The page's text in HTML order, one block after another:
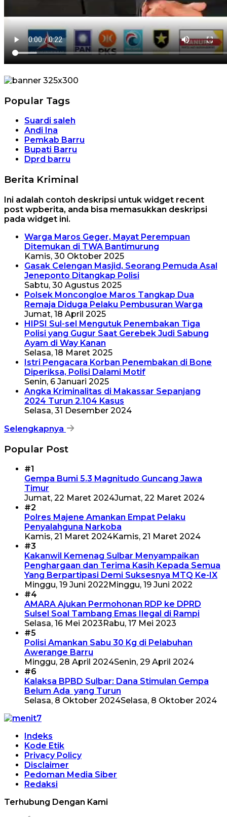
Popular Tags
Suardi saleh
Andi Ina
Pemkab Barru
Bupati Barru
Dprd barru
Berita Kriminal
Ini adalah contoh deskripsi untuk widget recent
post wpberita, anda bisa memasukkan deskripsi
pada widget ini.
Warga Maros Geger, Mayat Perempuan
Ditemukan di TWA Bantimurung
Kamis, 30 Oktober 2025
Gasak Celengan Masjid, Seorang Pemuda Asal
Jeneponto Ditangkap Polisi
Sabtu, 30 Agustus 2025
Polsek Moncongloe Maros Tangkap Dua
Remaja Diduga Pelaku Pembusuran Warga
Jumat, 18 April 2025
HIPSI Sul-sel Mengutuk Penembakan Tiga
Polisi yang Gugur Saat Gerebek Judi Sabung
Ayam di Way Kanan
Selasa, 18 Maret 2025
Istri Pengacara Korban Penembakan di Bone
Diperiksa, Polisi Dalami Motif
Senin, 6 Januari 2025
Angka Kriminalitas di Makassar Sepanjang
2024 Turun 2.104 Kasus
Selasa, 31 Desember 2024
Selengkapnya
Popular Post
#1
Gempa Bumi 5.3 Magnitudo Guncang Jawa
Timur
Jumat, 22 Maret 2024Jumat, 22 Maret 2024
#2
Polres Majene Amankan Empat Pelaku
Penyalahguna Narkoba
Kamis, 21 Maret 2024Kamis, 21 Maret 2024
#3
Kakanwil Kemenag Sulbar Menyampaikan
Penghargaan dan Terima Kasih Kepada Semua
Yang Berpartipasi Demi Suksesnya MTQ Ke-IX
Minggu, 19 Juni 2022 Minggu, 19 Juni 2022
#4
AMARA Ajukan Permohonan RDP ke DPRD
Sulsel Soal Tambang Emas Ilegal di Rampi
Selasa, 16 Mei 2023 Rabu, 17 Mei 2023
#5
Polisi Amankan Sabu 30 Kg di Pelabuhan
Awerange Barru
Minggu, 28 April 2024Senin, 29 April 2024
#6
Kalaksa BPBD Sulbar: Dana Stimulan Gempa
Belum Ada yang Turun
Selasa, 8 Oktober 2024Selasa, 8 Oktober 2024
Indeks
Kode Etik
Privacy Policy
Disclaimer
Pedoman Media Siber
Redaksi
Terhubung Dengan Kami